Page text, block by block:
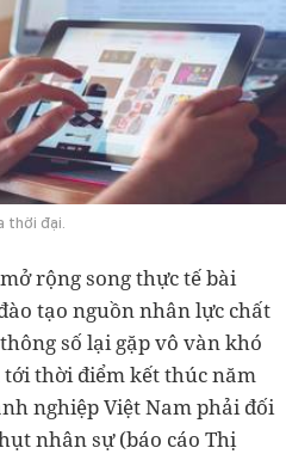
thời đại.
rộng song thực tế bài
tạo nguồn nhân lực chất
số lại gặp vô vàn khó
thời điểm kết thúc năm
nghiệp Việt Nam phải đối
nhân sự (báo cáo Thị